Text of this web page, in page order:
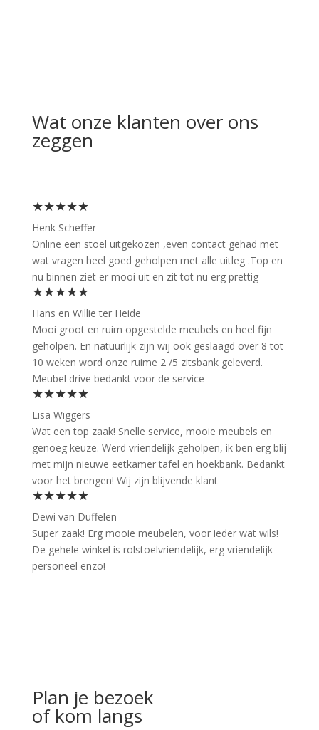
Wat onze klanten over ons
zeggen
★★★★★
Henk Scheffer
Online een stoel uitgekozen ,even contact gehad met
wat vragen heel goed geholpen met alle uitleg .Top en
nu binnen ziet er mooi uit en zit tot nu erg prettig
★★★★★
Hans en Willie ter Heide
Mooi groot en ruim opgestelde meubels en heel fijn
geholpen. En natuurlijk zijn wij ook geslaagd over 8 tot
10 weken word onze ruime 2 /5 zitsbank geleverd.
Meubel drive bedankt voor de service
★★★★★
Lisa Wiggers
Wat een top zaak! Snelle service, mooie meubels en
genoeg keuze. Werd vriendelijk geholpen, ik ben erg blij
met mijn nieuwe eetkamer tafel en hoekbank. Bedankt
voor het brengen! Wij zijn blijvende klant
★★★★★
Dewi van Duffelen
Super zaak! Erg mooie meubelen, voor ieder wat wils!
De gehele winkel is rolstoelvriendelijk, erg vriendelijk
personeel enzo!
Plan je bezoek
of kom langs